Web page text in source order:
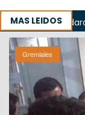
MAS LEIDOS
Odarda
Gremiales